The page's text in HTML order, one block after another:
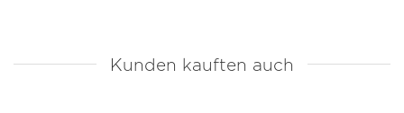
Kunden kauften auch